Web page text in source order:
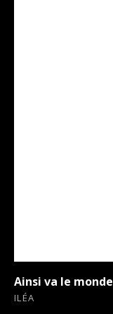
Ainsi va le monde
ILÉA